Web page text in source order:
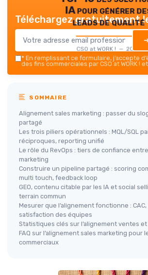
IA pour générer
leads de qualité
CSO at WORK ! — 2026
Téléchargez gratuitement
* En remplissant ce formulaire, j’accepte
des fins commerciales par CSO at WORK !
SOMMAIRE
Alignement sales marketing : passer du
partagé
Les trois piliers opérationnels : MQL/SQL
réciproques, reporting unifié
Le rôle du RevOps : tiers de confiance
marketing
Construire un pipeline partagé : scoring
multi touch, feedback loop
GEO, contenu citable par les IA et social
terrain commun
Mesurer que l’alignement fonctionne :
satisfaction des équipes
Statistiques clés sur l’alignement ventes
FAQ sur l’alignement sales marketing pour
commerciaux